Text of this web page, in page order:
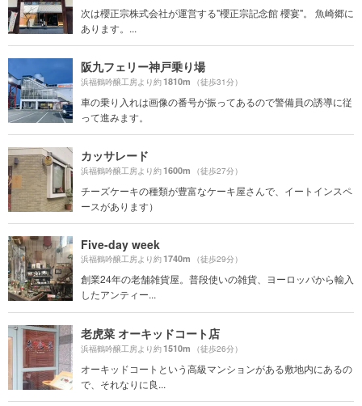
次は櫻正宗株式会社が運営する"櫻正宗記念館 櫻宴"。 魚崎郷に
あります。...
阪九フェリー神戸乗り場
浜福鶴吟醸工房より約1810m （徒歩31分）
車の乗り入れは画像の番号が振ってあるので警備員の誘導に従
って進みます。
カッサレード
浜福鶴吟醸工房より約1600m （徒歩27分）
チーズケーキの種類が豊富なケーキ屋さんで、イートインスペ
ースがあります）
Five-day week
浜福鶴吟醸工房より約1740m （徒歩29分）
創業24年の老舗雑貨屋。普段使いの雑貨、ヨーロッパから輸入
したアンティー...
老虎菜 オーキッドコート店
浜福鶴吟醸工房より約1510m （徒歩26分）
オーキッドコートという高級マンションがある敷地内にあるの
で、それなりに良...